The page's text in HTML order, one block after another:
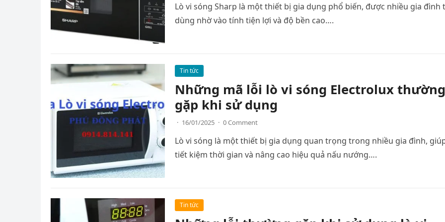
Lò vi sóng Sharp là một thiết bị gia dụng phổ biến, được nhiều gia đình
dùng nhờ vào tính tiện lợi và độ bền cao….
Tin tức
Những mã lỗi lò vi sóng Electrolux thường
gặp khi sử dụng
· 16/01/2025 · 0 Comment
Lò vi sóng là một thiết bị gia dụng quan trọng trong nhiều gia đình,
tiết kiệm thời gian và nâng cao hiệu quả nấu nướng….
Tin tức